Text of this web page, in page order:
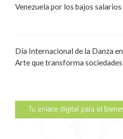
Venezuela por los bajos salarios
Día Internacional de la Danza
Arte que transforma sociedades